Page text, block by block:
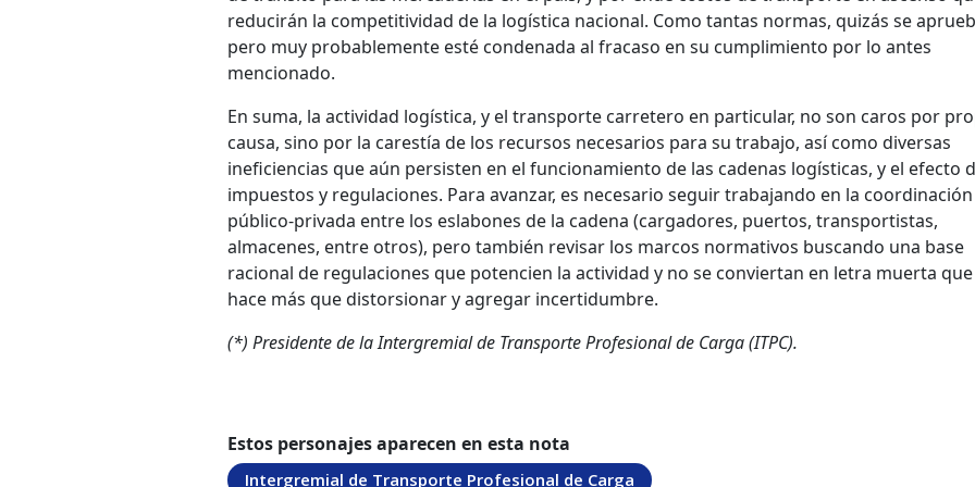
reducirán la competitividad de la logística nacional. Como tantas normas, quizás se
pero muy probablemente esté condenada al fracaso en su cumplimiento por lo antes
mencionado.
En suma, la actividad logística, y el transporte carretero en particular, no son caros por
causa, sino por la carestía de los recursos necesarios para su trabajo, así como diversas
ineficiencias que aún persisten en el funcionamiento de las cadenas logísticas, y el efecto
impuestos y regulaciones. Para avanzar, es necesario seguir trabajando en la coordinación
público-privada entre los eslabones de la cadena (cargadores, puertos, transportistas,
almacenes, entre otros), pero también revisar los marcos normativos buscando una base
racional de regulaciones que potencien la actividad y no se conviertan en letra muerta
hace más que distorsionar y agregar incertidumbre.
(*) Presidente de la Intergremial de Transporte Profesional de Carga (ITPC).
Estos personajes aparecen en esta nota
Intergremial de Transporte Profesional de Carga